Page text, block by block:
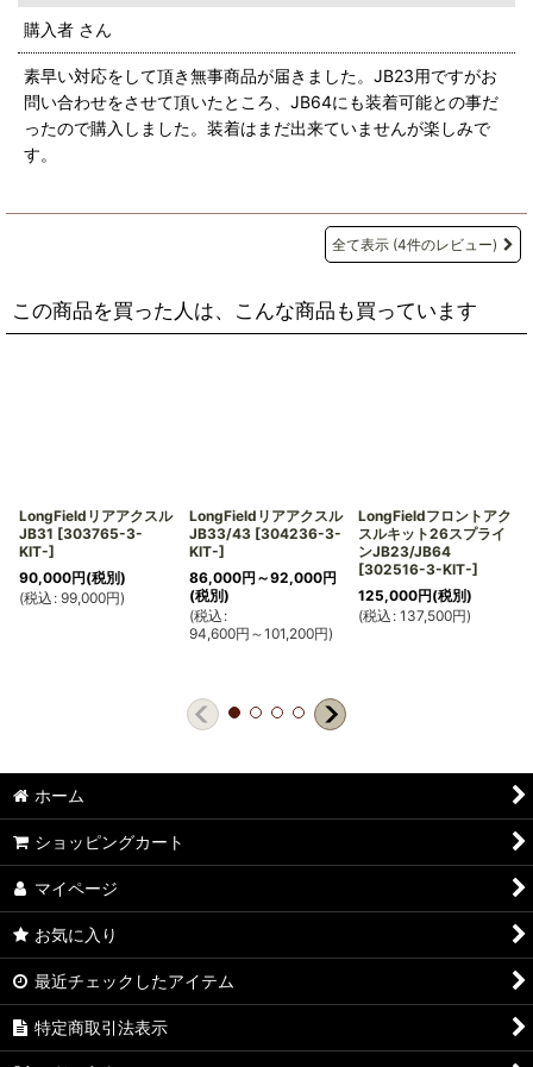
購入者 さん
素早い対応をして頂き無事商品が届きました。JB23用ですがお
問い合わせをさせて頂いたところ、JB64にも装着可能との事だ
ったので購入しました。装着はまだ出来ていませんが楽しみで
す。
全て表示 (4件のレビュー)
この商品を買った人は、こんな商品も買っています
LongFieldリアアクスル
JB31 [303765-3-
KIT-]
90,000円(税別)
(税込 : 99,000円)
LongFieldリアアクスル
JB33/43 [304236-3-
KIT-]
86,000円 ～92,000円
(税別)
(税込 :
94,600円 ～101,200円)
LongFieldフロントアク
スルキット26スプライ
ンJB23/JB64
[302516-3-KIT-]
125,000円(税別)
(税込 : 137,500円)
ホーム
ショッピングカート
マイページ
お気に入り
最近チェックしたアイテム
特定商取引法表示